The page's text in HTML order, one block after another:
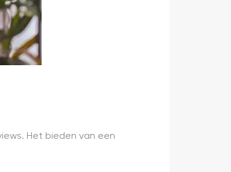
Het bieden van een